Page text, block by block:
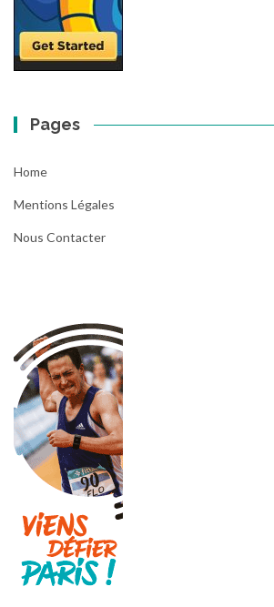
Pages
Home
Mentions Légales
Nous Contacter